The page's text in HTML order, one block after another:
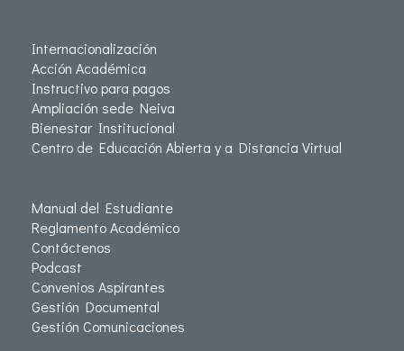
Internacionalización
Acción Académica
Instructivo para pagos
Ampliación sede Neiva
Bienestar Institucional
Centro de Educación Abierta y a Distancia Virtual
Manual del Estudiante
Reglamento Académico
Contáctenos
Podcast
Convenios Aspirantes
Gestión Documental
Gestión Comunicaciones